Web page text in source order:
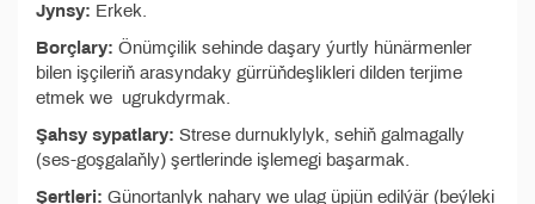
Jynsy: Erkek.
Borçlary: Önümçilik sehinde daşary ýurtly hünärmenler
bilen işçileriň arasyndaky gürrüňdeşlikleri dilden terjime
etmek we ugrukdyrmak.
Şahsy sypatlary: Strese durnuklylyk, sehiň galmagally
(ses-goşgalaňly) şertlerinde işlemegi başarmak.
Şertleri: Günortanlyk nahary we ulag üpjün edilýär (beýleki